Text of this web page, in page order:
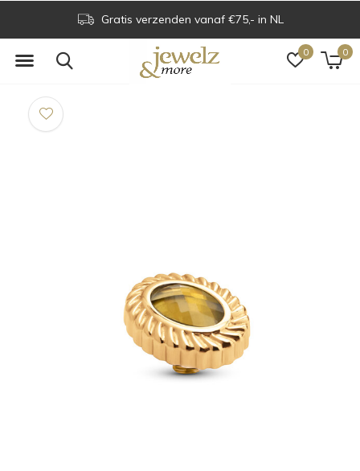
0 0
Gratis verzenden vanaf €75,- in NL